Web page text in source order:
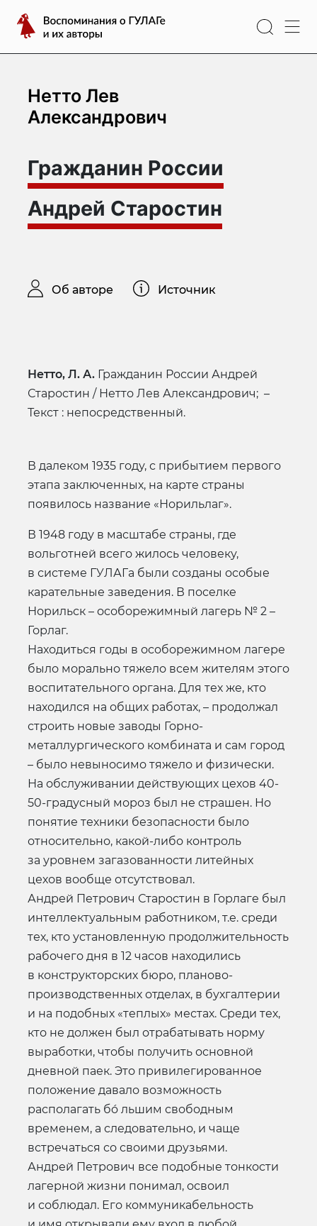
содержимому
Воспоминания
о
ГУЛАГе
их
авторы
Нетто Лев
Александрович
Гражданин России
Андрей Старостин
Об авторе Источник
Нетто, Л. А. Гражданин России Андрей
Старостин / Нетто Лев Александрович; –
Текст : непосредственный.
В далеком 1935 году, с прибытием первого
этапа заключенных, на карте страны
появилось название «Норильлаг».
В 1948 году в масштабе страны, где
вольготней всего жилось человеку,
в системе ГУЛАГа были созданы особые
карательные заведения. В поселке
Норильск – особорежимный лагерь № 2 –
Горлаг.
Находиться годы в особорежимном лагере
было морально тяжело всем жителям этого
воспитательного органа. Для тех же, кто
находился на общих работах, – продолжал
строить новые заводы Горно-
металлургического комбината и сам город
– было невыносимо тяжело и физически.
На обслуживании действующих цехов 40-
50-градусный мороз был не страшен. Но
понятие техники безопасности было
относительно, какой-либо контроль
за уровнем загазованности литейных
цехов вообще отсутствовал.
Андрей Петрович Старостин в Горлаге был
интеллектуальным работником, т.е. среди
тех, кто установленную продолжительность
рабочего дня в 12 часов находились
в конструкторских бюро, планово-
производственных отделах, в бухгалтерии
и на подобных «теплых» местах. Среди тех,
кто не должен был отрабатывать норму
выработки, чтобы получить основной
дневной паек. Это привилегированное
положение давало возможность
располагать бó льшим свободным
временем, а следовательно, и чаще
встречаться со своими друзьями.
Андрей Петрович все подобные тонкости
лагерной жизни понимал, освоил
и соблюдал. Его коммуникабельность